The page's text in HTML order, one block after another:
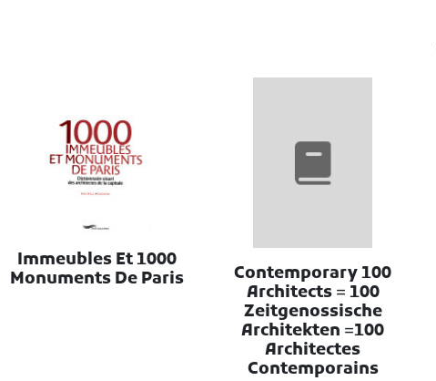
100 Contemporary
Architects = 100
Zeitgenossische
Architekten =100
Architectes
Contemporains
1000 Immeubles Et
Monuments De Paris